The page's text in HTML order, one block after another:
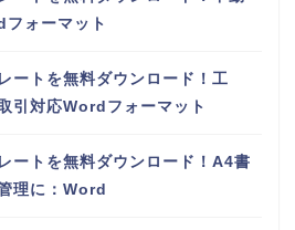
ォーマット
ートを無料ダウンロード！工
引対応Wordフォーマット
ートを無料ダウンロード！A4書
理に：Word